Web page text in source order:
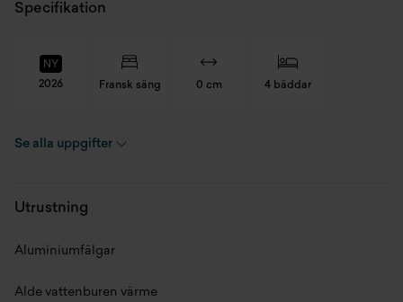
Specifikation
NY
2026
Fransk säng 0 cm 4 bäddar
Skick
Se alla uppgifter
Utrustning
Aluminiumfälgar
Alde vattenburen värme